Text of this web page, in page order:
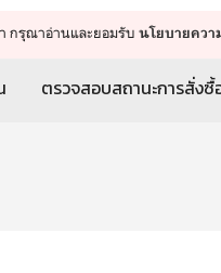
จัดการรถเข็น
า กรุณาอ่านและยอมรับนโยบายคว
ตรวจสอบสถานะการสั่งซื้